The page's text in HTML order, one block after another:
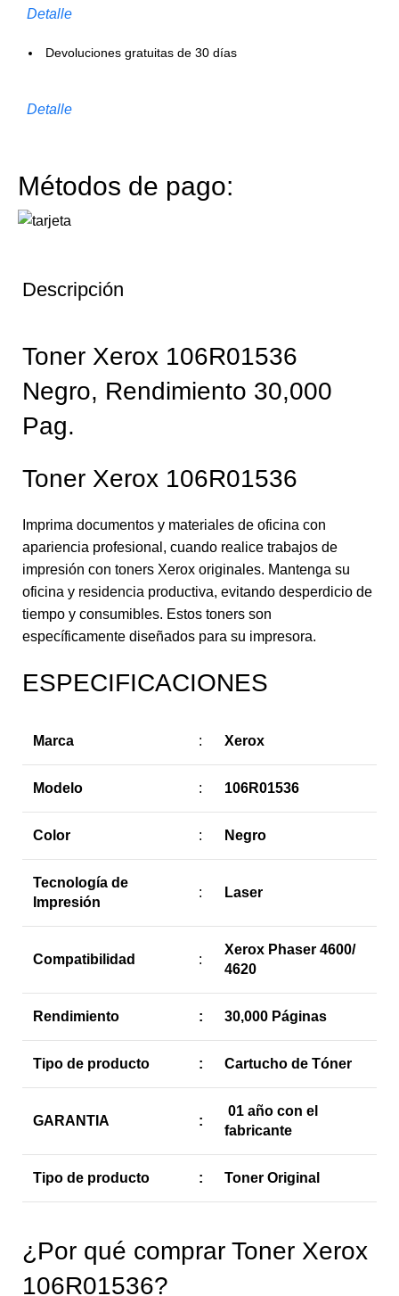
Detalle
Devoluciones gratuitas de 30 días
Detalle
Métodos de pago:
Descripción
Toner Xerox 106R01536
Negro, Rendimiento 30,000
Pag.
Toner Xerox 106R01536
Imprima documentos y materiales de oficina con
apariencia profesional, cuando realice trabajos de
impresión con toners Xerox originales. Mantenga su
oficina y residencia productiva, evitando desperdicio de
tiempo y consumibles. Estos toners son
específicamente diseñados para su impresora.
ESPECIFICACIONES
Marca : Xerox
Modelo : 106R01536
Color : Negro
Tecnología de
Impresión
: Laser
Compatibilidad :
Xerox Phaser 4600/
4620
Rendimiento : 30,000 Páginas
Tipo de producto : Cartucho de Tóner
GARANTIA :
01 año con el
fabricante
Tipo de producto : Toner Original
¿Por qué comprar Toner Xerox
106R01536?